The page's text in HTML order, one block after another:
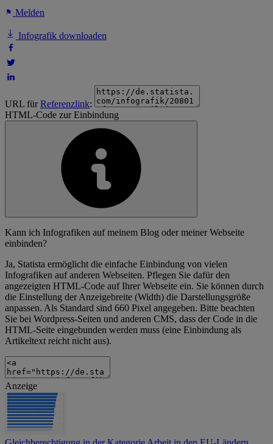
Melden
Infografik downloaden
URL fürReferenzlink:
HTML-Code zur Einbindung
Kann ich Infografiken auf meinem Blog oder meiner Webseite
einbinden?
Ja, Statista ermöglicht die einfache Einbindung von vielen
Infografiken auf anderen Webseiten. Pflegen Sie dafür den
angezeigten HTML-Code auf Ihrer Webseite ein. Sie können durch
die Einstellung der Anzeigebreite (Width) die Darstellungsgröße
anpassen. Als Standard sind 660 Pixel angegeben. Bitte beachten
Sie bei Wordpress-Seiten und anderen CMS, dass der Code in die
HTML-Seite eingebunden werden muss (eine Einbindung als
Artikeltext reicht nicht aus).
Anzeige